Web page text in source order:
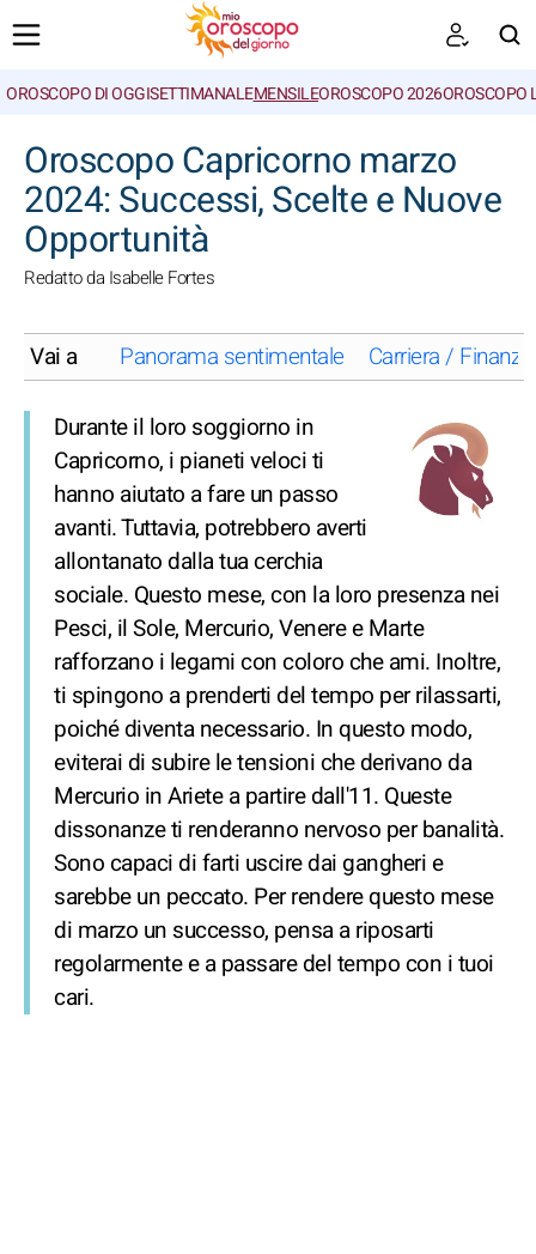
OROSCOPO DI OGGISETTIMANALEMENSILEOROSCOPO 2026OROSCOPO
Oroscopo Capricorno marzo
2024: Successi, Scelte e Nuove
Opportunità
Redatto da Isabelle Fortes
Vai a Panorama sentimentale Carriera / Finanze
Durante il loro soggiorno in
Capricorno, i pianeti veloci ti
hanno aiutato a fare un passo
avanti. Tuttavia, potrebbero averti
allontanato dalla tua cerchia
sociale. Questo mese, con la loro presenza nei
Pesci, il Sole, Mercurio, Venere e Marte
rafforzano i legami con coloro che ami. Inoltre,
ti spingono a prenderti del tempo per rilassarti,
poiché diventa necessario. In questo modo,
eviterai di subire le tensioni che derivano da
Mercurio in Ariete a partire dall'11. Queste
dissonanze ti renderanno nervoso per banalità.
Sono capaci di farti uscire dai gangheri e
sarebbe un peccato. Per rendere questo mese
di marzo un successo, pensa a riposarti
regolarmente e a passare del tempo con i tuoi
cari.